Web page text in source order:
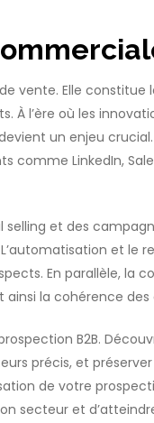
vente. Elle constitue
À l’ère où les
un enjeu crucial.
comme LinkedIn,
selling et des
et le
En parallèle, la
la cohérence
B2B.
précis, et
de votre
secteur et